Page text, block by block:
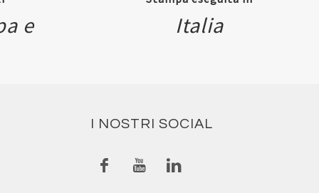
e Italia
I NOSTRI SOCIAL